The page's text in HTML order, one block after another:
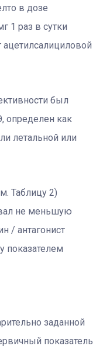
в дозе
1 раз в сутки
был
определен как
летальной или
Таблицу 2)
не меньшую
/ антагонист
показателем
заданной
показатель